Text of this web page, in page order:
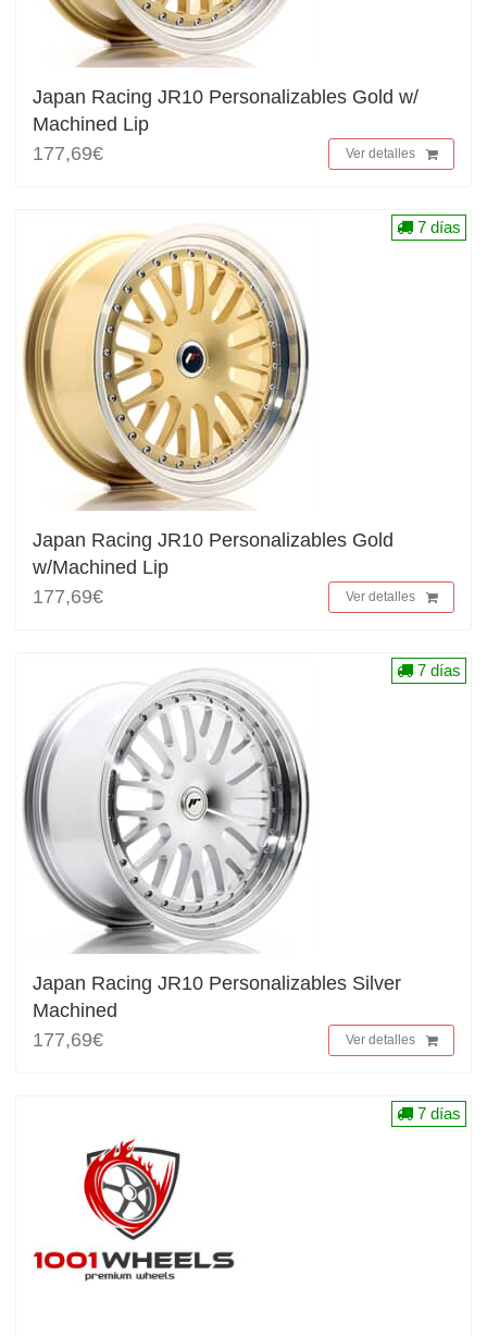
Japan Racing JR10 Personalizables Gold w/
Machined Lip
177,69€
Ver detalles
Japan Racing JR10 Personalizables Gold
w/Machined Lip
177,69€
Ver detalles
7 días
Japan Racing JR10 Personalizables Silver
Machined
177,69€
Ver detalles
7 días
7 días